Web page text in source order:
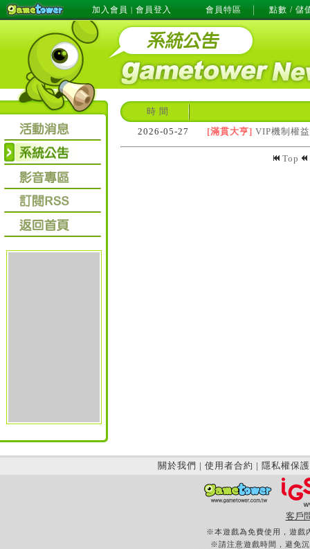
加入會員 | 會員登入 會員特區 點數 / 儲
時 間
2026-05-27
[滿貫大亨] VIP機制權
Top
關於我們 | 使用者合約 | 隱私權保護
客戶
※本遊戲為免費使用，遊戲
※請注意遊戲時間，避免